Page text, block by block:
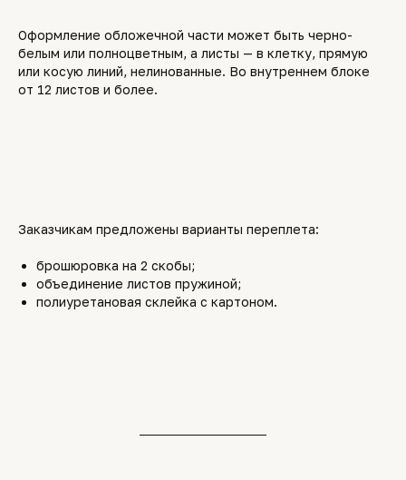
Оформление обложечной части может быть черно-
белым или полноцветным, а листы — в клетку, прямую
или косую линий, нелинованные. Во внутреннем блоке
от 12 листов и более.
Заказчикам предложены варианты переплета:
брошюровка на 2 скобы;
объединение листов пружиной;
полиуретановая склейка с картоном.